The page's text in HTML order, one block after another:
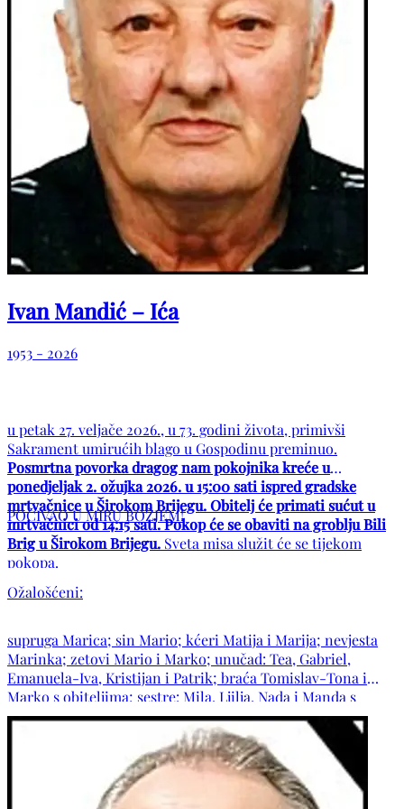
Ivan Mandić – Ića
1953 - 2026
u petak 27. veljače 2026., u 73. godini života, primivši
Sakrament umirućih blago u Gospodinu preminuo.
Posmrtna povorka dragog nam pokojnika kreće u
ponedjeljak 2. ožujka 2026. u 15:00 sati ispred gradske
mrtvačnice u Širokom Brijegu. Obitelj će primati sućut u
mrtvačnici od 14:15 sati. Pokop će se obaviti na groblju Bili
Brig u Širokom Brijegu. Sveta misa služit će se tijekom
pokopa.
POČIVAO U MIRU BOŽJEM!
Ožalošćeni:
supruga Marica; sin Mario; kćeri Matija i Marija; nevjesta
Marinka; zetovi Mario i Marko; unučad: Tea, Gabriel,
Emanuela-Iva, Kristijan i Patrik; braća Tomislav-Tona i
Marko s obiteljima; sestre: Mila, Ljilja, Nada i Manda s
obiteljima; obitelj pok. sestre Miljenke; svastike Ivica i Zlata
s obiteljima; obitelji: Mandić, Slišković, Kolakušić, Perko,
Glavina, Penavić, Ćavar, Prskalo, Zadro, Ćorić, Džajkić,
Mikulić, Kolobarić, Mitrović, Pinjuh i Oreč te ostala
mnogobrojna rodbina, susjedi, kumovi i prijatelji.